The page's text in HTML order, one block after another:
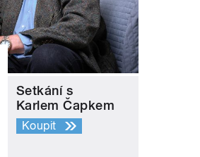
Setkání s
Karlem Čapkem
Koupit